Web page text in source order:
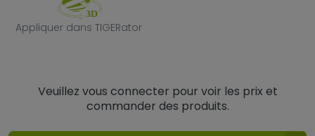
Appliquer dans TIGERator
Appliquer dans TIGERator
Veuillez vous connecter pour voir les prix et
commander des produits.